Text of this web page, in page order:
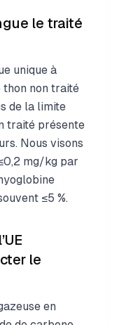
le traité
unique à
thon non traité
de la limite
traité présente
Nous visons
mg/kg par
≤5 %.
le
en